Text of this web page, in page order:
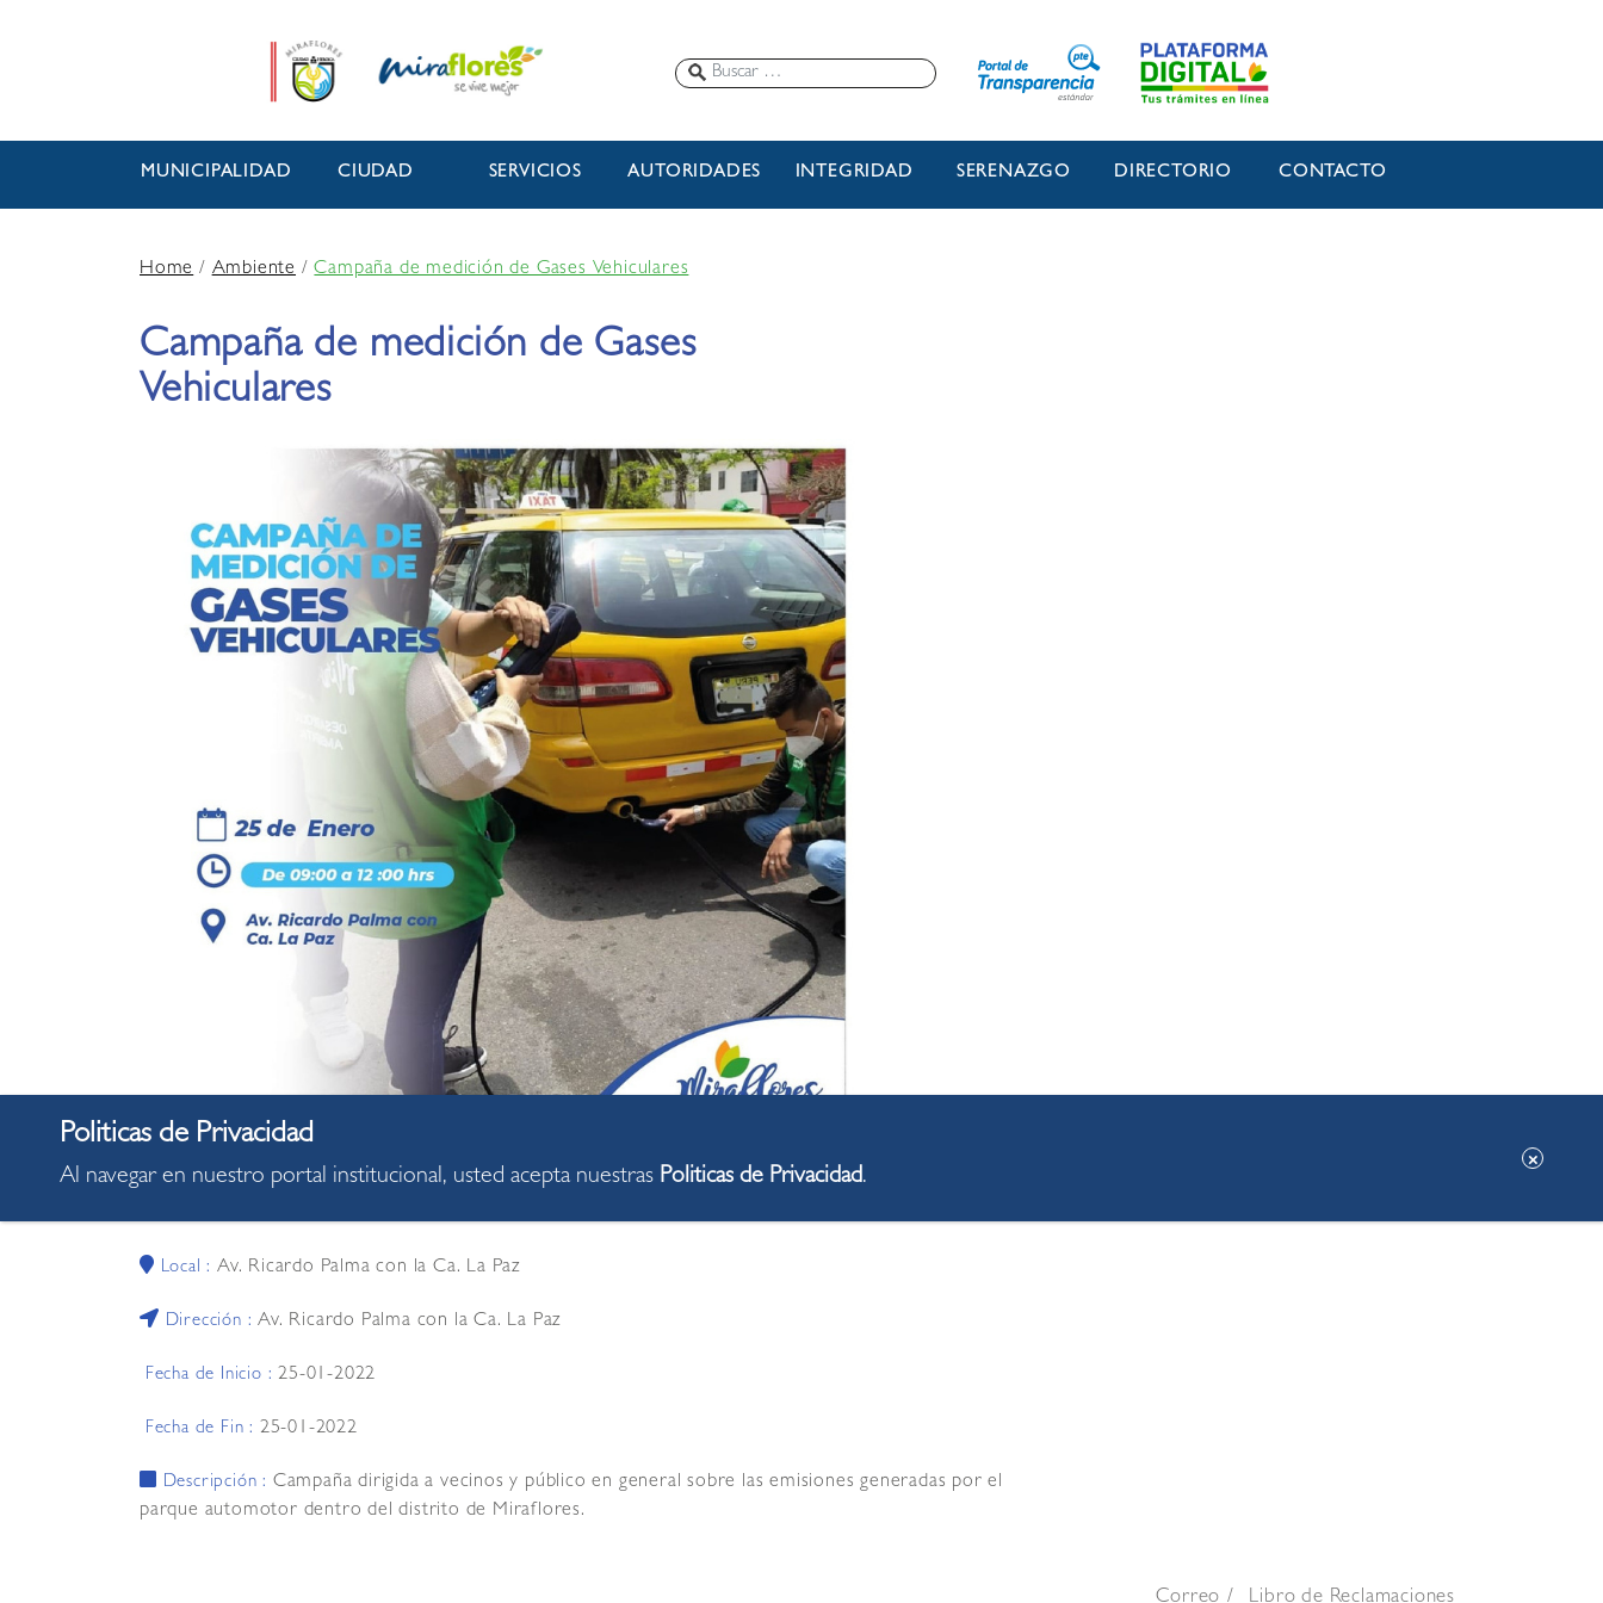
MUNICIPALIDAD CIUDAD SERVICIOS AUTORIDADES INTEGRIDAD SERENAZGO DIRECTORIO CONTACTO
Home/Ambiente /Campaña de medición de Gases Vehiculares
Campaña de medición de Gases
Vehiculares
Local :Av. Ricardo Palma con la Ca. La Paz
Dirección :Av. Ricardo Palma con la Ca. La Paz
Fecha de Inicio : 25-01-2022
Fecha de Fin : 25-01-2022
Descripción : Campaña dirigida a vecinos y público en general sobre las emisiones generadas por el
parque automotor dentro del distrito de Miraflores.
Correo Libro de Reclamaciones
Al navegar en nuestro portal institucional, usted acepta nuestras Politicas de Privacidad.